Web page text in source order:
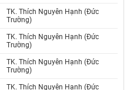
TK. Thích Nguyên Hạnh (Đức
Trường)
TK. Thích Nguyên Hạnh (Đức
Trường)
TK. Thích Nguyên Hạnh (Đức
Trường)
TK. Thích Nguyên Hạnh (Đức